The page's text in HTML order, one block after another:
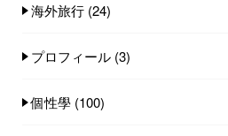
海外旅行 (24)
プロフィール (3)
個性學 (100)